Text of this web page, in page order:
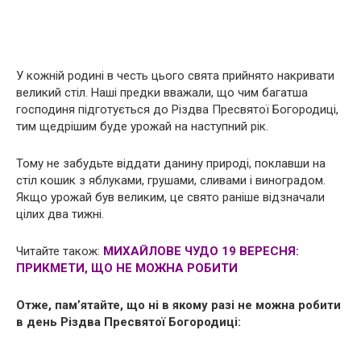
У кожній родині в честь цього свята прийнято накривати
великий стіл. Наші предки вважали, що чим багатша
господиня підготується до Різдва Пресвятої Богородиці,
тим щедрішим буде урожай на наступний рік.
Тому не забудьте віддати данину природі, поклавши на
стіл кошик з яблуками, грушами, сливами і виноградом.
Якщо урожай був великим, це свято раніше відзначали
цілих два тижні.
Читайте також: МИХАЙЛОВЕ ЧУДО 19 ВЕРЕСНЯ:
ПРИКМЕТИ, ЩО НЕ МОЖНА РОБИТИ
Отже, пам’ятайте, що ні в якому разі не можна робити
в день Різдва Пресвятої Богородиці: